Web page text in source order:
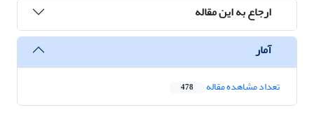
ارجاع به این مقاله
آمار
تعداد مشاهده مقاله 478